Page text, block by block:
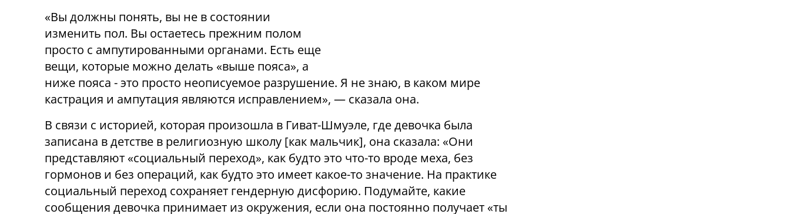
«Вы должны понять, вы не в состоянии
изменить пол. Вы остаетесь прежним полом
просто с ампутированными органами. Есть еще
вещи, которые можно делать «выше пояса», а
ниже пояса - это просто неописуемое разрушение. Я не знаю, в каком мире
кастрация и ампутация являются исправлением», — сказала она.
В связи с историей, которая произошла в Гиват-Шмуэле, где девочка была
записана в детстве в религиозную школу [как мальчик], она сказала: «Они
представляют «социальный переход», как будто это что-то вроде меха, без
гормонов и без операций, как будто это имеет какое-то значение. На практике
социальный переход сохраняет гендерную дисфорию. Подумайте, какие
сообщения девочка принимает из окружения, если она постоянно получает «ты